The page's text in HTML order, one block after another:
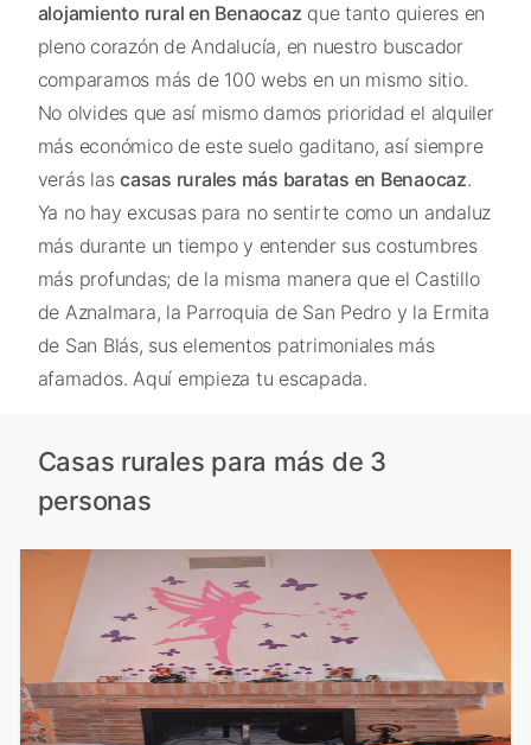
alojamiento rural en Benaocaz que tanto quieres en
pleno corazón de Andalucía, en nuestro buscador
comparamos más de 100 webs en un mismo sitio.
No olvides que así mismo damos prioridad el alquiler
más económico de este suelo gaditano, así siempre
verás las casas rurales más baratas en Benaocaz.
Ya no hay excusas para no sentirte como un andaluz
más durante un tiempo y entender sus costumbres
más profundas; de la misma manera que el Castillo
de Aznalmara, la Parroquia de San Pedro y la Ermita
de San Blás, sus elementos patrimoniales más
afamados. Aquí empieza tu escapada.
Casas rurales para más de 3
personas